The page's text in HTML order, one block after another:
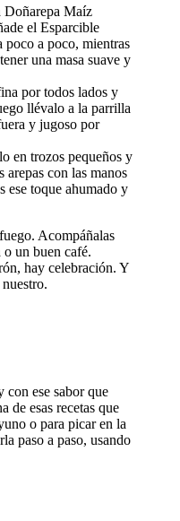
Doñarepa Maíz
el Esparcible
poco a poco, mientras
una masa suave y
por todos lados y
llévalo a la parrilla
y jugoso por
en trozos pequeños y
arepas con las manos
ese toque ahumado y
Acompáñalas
un buen café.
hay celebración. Y
con ese sabor que
de esas recetas que
o para picar en la
paso a paso, usando